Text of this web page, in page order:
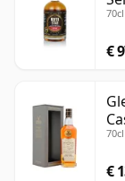
€
€